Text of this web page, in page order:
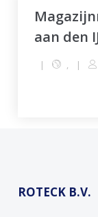
aan den
| , |
ROTECK B.V.